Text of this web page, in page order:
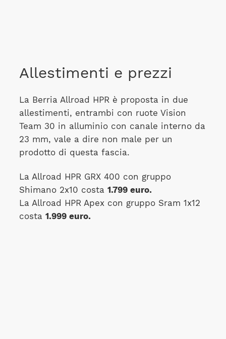
Allestimenti e prezzi
La Berria Allroad HPR è proposta in due
allestimenti, entrambi con ruote Vision
Team 30 in alluminio con canale interno da
23 mm, vale a dire non male per un
prodotto di questa fascia.
La Allroad HPR GRX 400 con gruppo
Shimano 2x10 costa 1.799 euro.
La Allroad HPR Apex con gruppo Sram 1x12
costa 1.999 euro.